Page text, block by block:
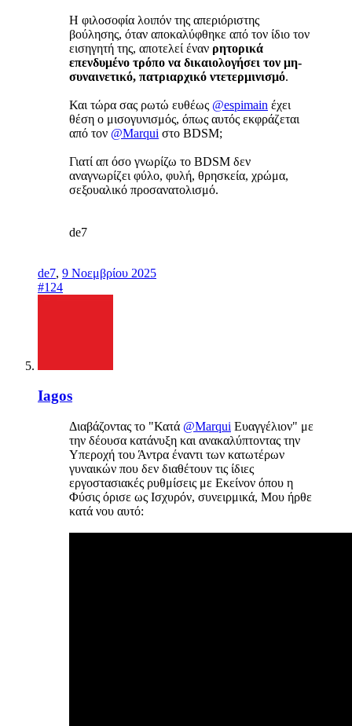
Η φιλοσοφία λοιπόν της απεριόριστης
βούλησης, όταν αποκαλύφθηκε από τον ίδιο τον
εισηγητή της, αποτελεί έναν ρητορικά
επενδυμένο τρόπο να δικαιολογήσει τον μη-
συναινετικό, πατριαρχικό ντετερμινισμό.
Και τώρα σας ρωτώ ευθέως @espimain έχει
θέση ο μισογυνισμός, όπως αυτός εκφράζεται
από τον @Marqui στο BDSM;
Γιατί απ όσο γνωρίζω το BDSM δεν
αναγνωρίζει φύλο, φυλή, θρησκεία, χρώμα,
σεξουαλικό προσανατολισμό.
de7
de7, 9 Νοεμβρίου 2025
#124
Iagos
Διαβάζοντας το "Κατά @Marqui Ευαγγέλιον" με
την δέουσα κατάνυξη και ανακαλύπτοντας την
Υπεροχή του Άντρα έναντι των κατωτέρων
γυναικών που δεν διαθέτουν τις ίδιες
εργοστασιακές ρυθμίσεις με Εκείνον όπου η
Φύσις όρισε ως Ισχυρόν, συνειρμικά, Μου ήρθε
κατά νου αυτό: